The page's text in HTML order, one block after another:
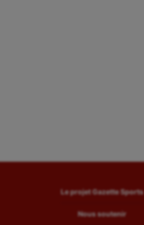
Le projet Gazette Sports
Nous soutenir